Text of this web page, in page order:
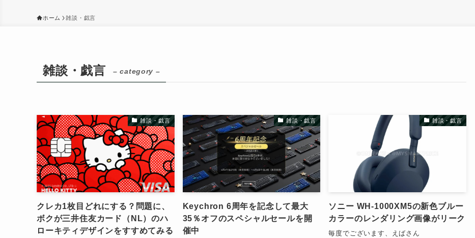
ホーム 雑談・戯言
雑談・戯言 – category –
雑談・戯言
クレカ1枚目どれにする？問題に、
ボクが三井住友カード（NL）のハ
ローキティデザインをすすめてみる
雑談・戯言
Keychron 6周年を記念して最大
35％オフのスペシャルセールを開
催中
雑談・戯言
ソニー WH-1000XM5の新色ブルー
カラーのレンダリング画像がリーク
毎度でございます、えばさん